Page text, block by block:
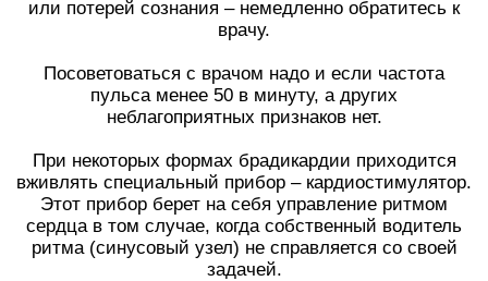
или потерей сознания – немедленно обратитесь к
врачу.
Посоветоваться с врачом надо и если частота
пульса менее 50 в минуту, а других
неблагоприятных признаков нет.
При некоторых формах брадикардии приходится
вживлять специальный прибор – кардиостимулятор.
Этот прибор берет на себя управление ритмом
сердца в том случае, когда собственный водитель
ритма (синусовый узел) не справляется со своей
задачей.